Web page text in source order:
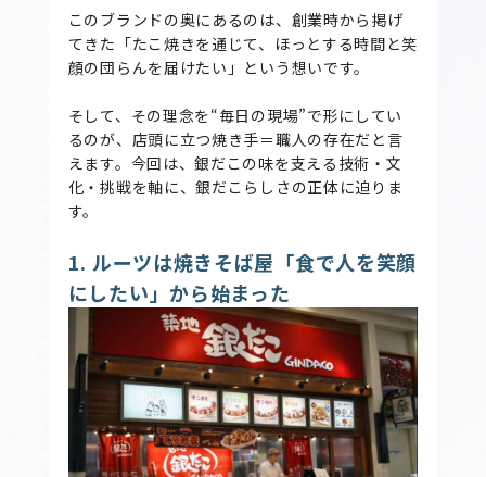
このブランドの奥にあるのは、創業時から掲げ
てきた「たこ焼きを通じて、ほっとする時間と笑
顔の団らんを届けたい」という想いです。
そして、その理念を“毎日の現場”で形にしてい
るのが、店頭に立つ焼き手＝職人の存在だと言
えます。今回は、銀だこの味を支える技術・文
化・挑戦を軸に、銀だこらしさの正体に迫りま
す。
1. ルーツは焼きそば屋「食で人を笑顔
にしたい」から始まった